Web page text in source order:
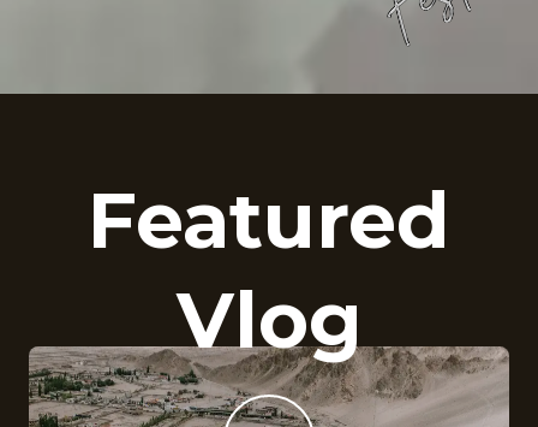
Featured
Vlog